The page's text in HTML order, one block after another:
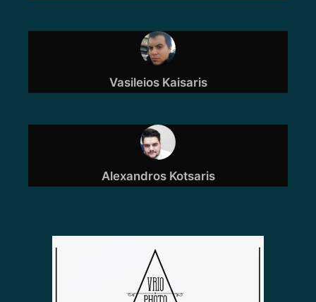
Vasileios Kaisaris
Alexandros Kotsaris